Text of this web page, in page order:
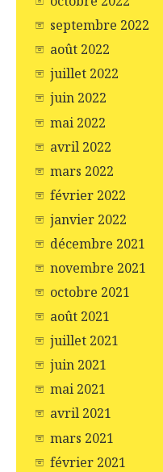
septembre 2022
août 2022
juillet 2022
juin 2022
mai 2022
avril 2022
mars 2022
février 2022
janvier 2022
décembre 2021
novembre 2021
octobre 2021
août 2021
juillet 2021
juin 2021
mai 2021
avril 2021
mars 2021
février 2021